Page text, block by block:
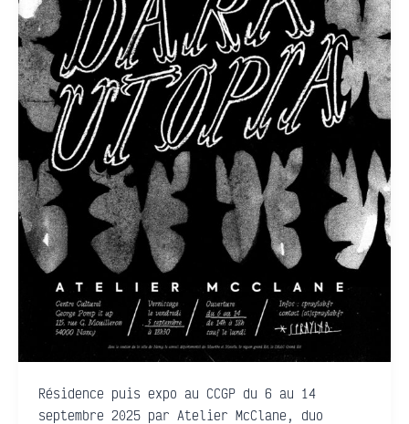
Résidence puis expo au CCGP du 6 au 14
septembre 2025 par Atelier McClane, duo